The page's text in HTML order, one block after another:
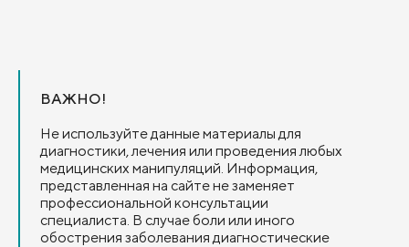
ВАЖНО!
Не используйте данные материалы для
диагностики, лечения или проведения любых
медицинских манипуляций. Информация,
представленная на сайте не заменяет
профессиональной консультации
специалиста. В случае боли или иного
обострения заболевания диагностические